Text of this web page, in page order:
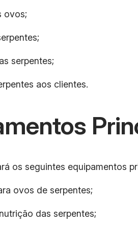
ovos;
serpentes;
aos clientes.
os seguintes equipamentos
ovos de serpentes;
das serpentes;